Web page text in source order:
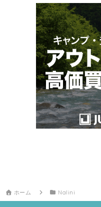
ホーム Nalini